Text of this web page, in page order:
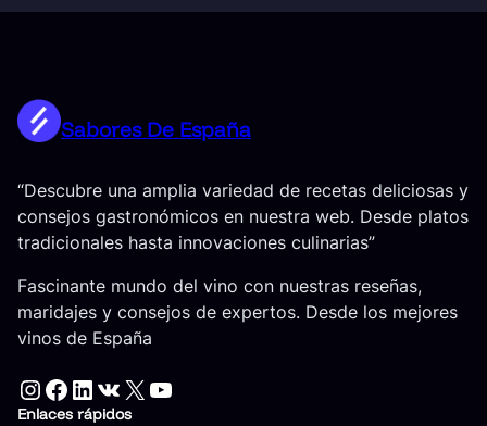
Sabores De España
“Descubre una amplia variedad de recetas deliciosas y
consejos gastronómicos en nuestra web. Desde platos
tradicionales hasta innovaciones culinarias”
Fascinante mundo del vino con nuestras reseñas,
maridajes y consejos de expertos. Desde los mejores
vinos de España
Instagram Facebook LinkedIn VK X YouTube
Enlaces rápidos